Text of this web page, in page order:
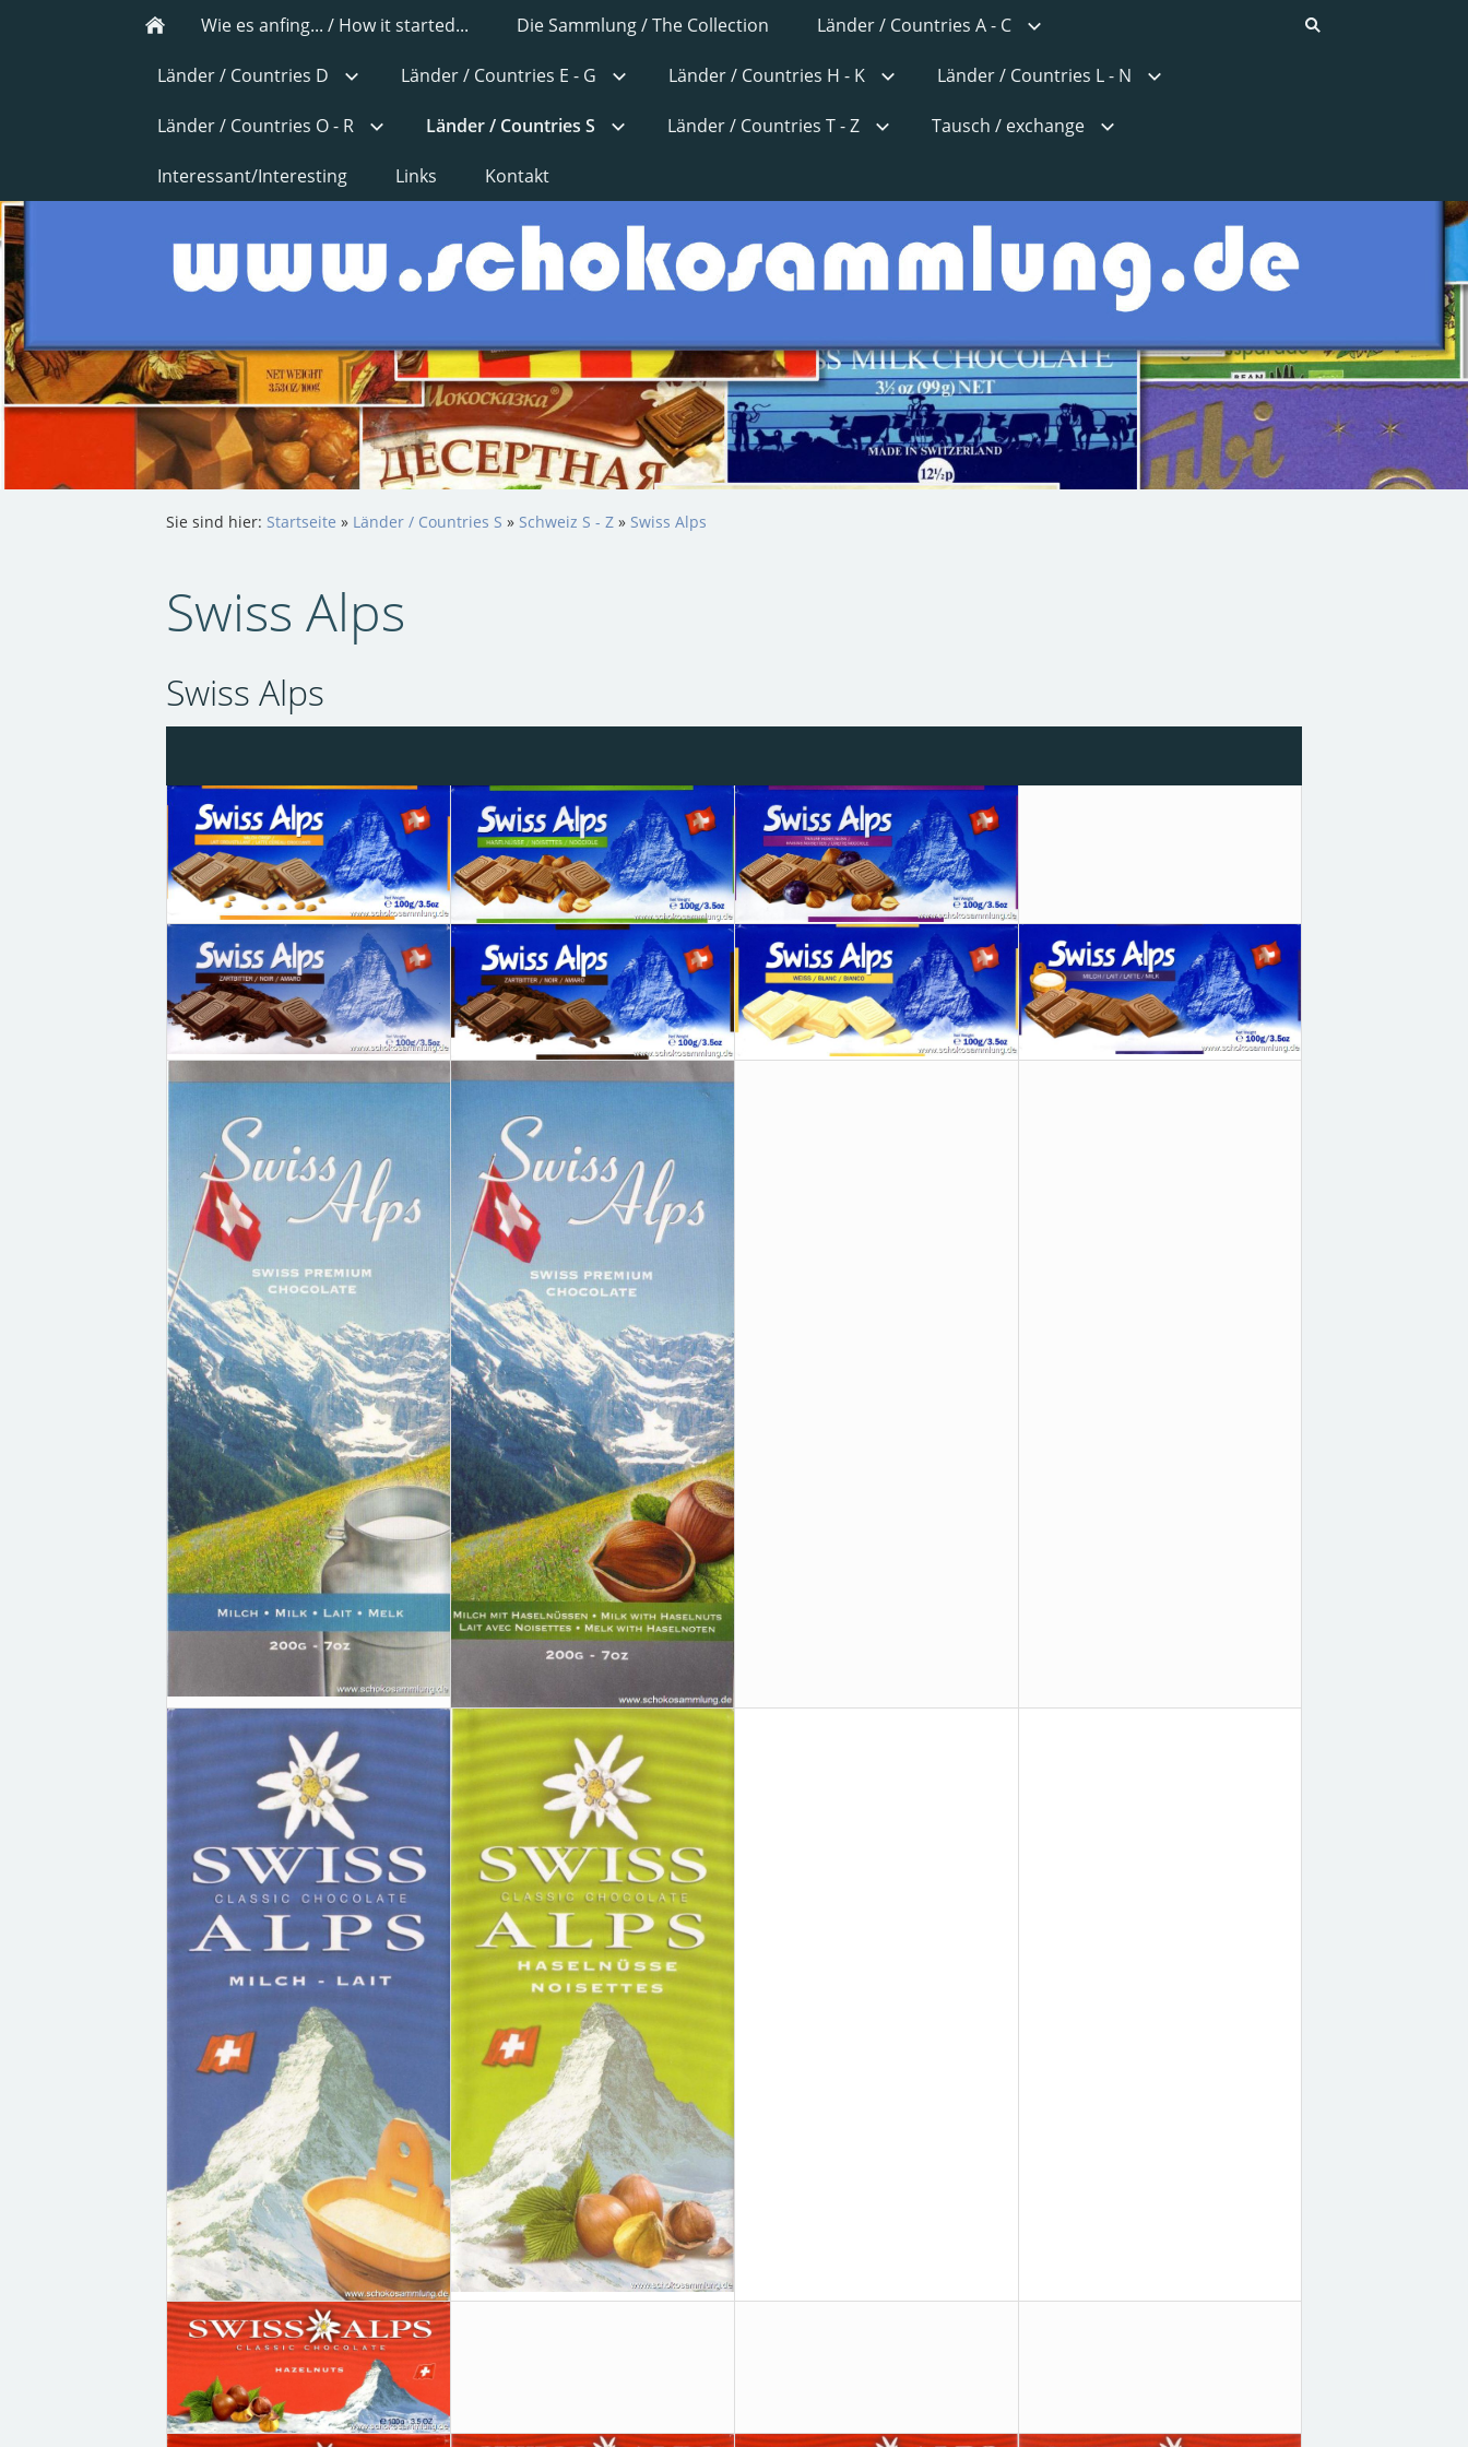
Wie es anfing... / How it started... Die Sammlung / The Collection Länder / Countries A - C
Länder / Countries D Länder / Countries E - G Länder / Countries H - K Länder / Countries L - N
Länder / Countries O - R Länder / Countries S Länder / Countries T - Z Tausch / exchange
Interessant/Interesting Links Kontakt
Sie sind hier: Startseite » Länder / Countries S » Schweiz S - Z » Swiss Alps
Swiss Alps
Swiss Alps